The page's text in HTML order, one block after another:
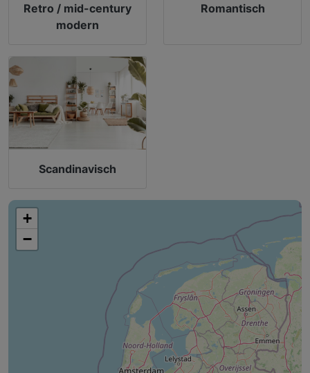
Retro / mid-century
modern
Romantisch
Scandinavisch
+
−